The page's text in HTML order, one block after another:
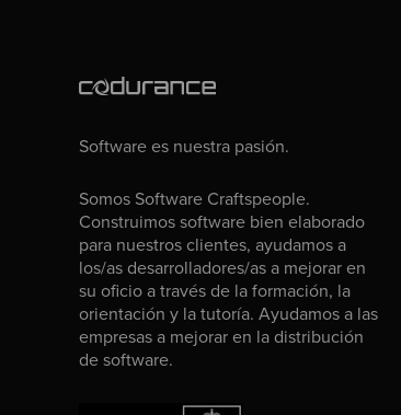
Software es nuestra pasión.
Somos Software Craftspeople.
Construimos software bien elaborado
para nuestros clientes, ayudamos a
los/as desarrolladores/as a mejorar en
su oficio a través de la formación, la
orientación y la tutoría. Ayudamos a las
empresas a mejorar en la distribución
de software.